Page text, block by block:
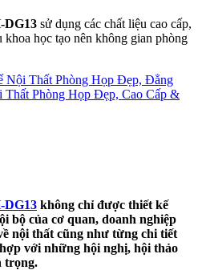
DG13 sử dụng các chất liệu cao cấp,
học tạo nên không gian phòng
Nội Thất Phòng Họp Đẹp, Đẳng
Thất Phòng Họp Đẹp, Cao Cấp &
DG13 không chỉ được thiết kế
bộ của cơ quan, doanh nghiệp
nội thất cũng như từng chi tiết
với những hội nghị, hội thảo
trọng.